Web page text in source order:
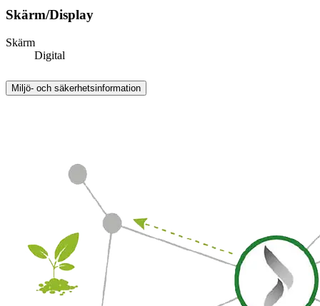
Skärm/Display
Skärm
Digital
Miljö- och säkerhetsinformation